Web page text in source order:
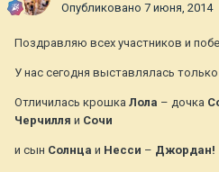
Опубликовано 7 июня, 2014
Поздравляю всех участников и
У нас сегодня выставлялась
Отличилась крошка Лола – дочка
Черчилля и Сочи
и сын Солнца и Несси – Джордан!